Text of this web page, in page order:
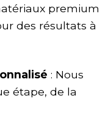
premium
des résultats à
: Nous
étape, de la